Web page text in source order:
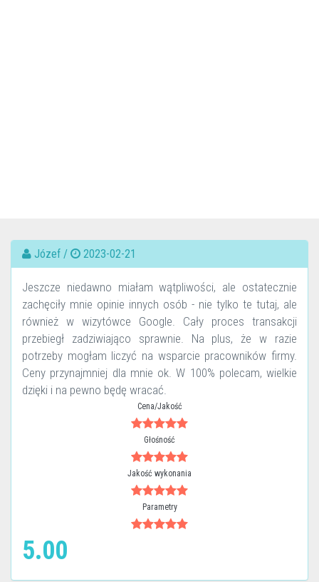
Józef / 2023-02-21
Jeszcze niedawno miałam wątpliwości, ale ostatecznie
zachęciły mnie opinie innych osób - nie tylko te tutaj, ale
również w wizytówce Google. Cały proces transakcji
przebiegł zadziwiająco sprawnie. Na plus, że w razie
potrzeby mogłam liczyć na wsparcie pracowników firmy.
Ceny przynajmniej dla mnie ok. W 100% polecam, wielkie
dzięki i na pewno będę wracać.
Cena/Jakość
Głośność
Jakość wykonania
Parametry
5.00